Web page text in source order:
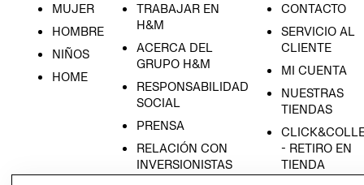
MUJER
HOMBRE
NIÑOS
HOME
TRABAJAR EN
H&M
ACERCA DEL
GRUPO H&M
RESPONSABILIDAD
SOCIAL
PRENSA
RELACIÓN CON
INVERSIONISTAS
CONTACTO
SERVICIO AL
CLIENTE
MI CUENTA
NUESTRAS
TIENDAS
- RETIRO EN
TIENDA